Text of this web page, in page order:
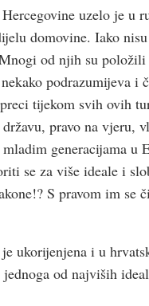
uzelo je u
domovine. Iako
od njih su
podrazumijeva i
tijekom svih ovih
pravo na vjeru,
generacijama u
se za više ideale i
S pravom im se
ukorijenjena i u
od najviših